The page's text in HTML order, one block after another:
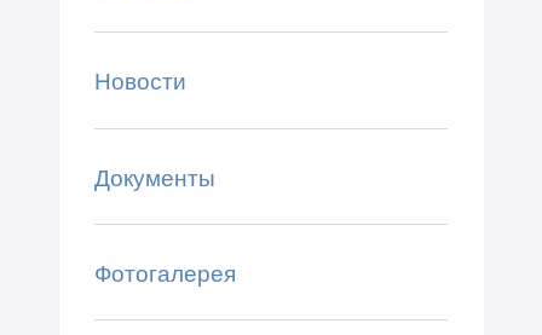
Новости
Документы
Фотогалерея